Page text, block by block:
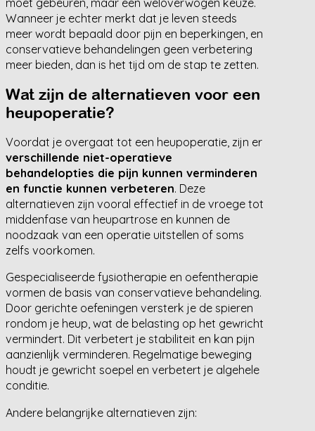
moet gebeuren, maar een weloverwogen keuze.
Wanneer je echter merkt dat je leven steeds
meer wordt bepaald door pijn en beperkingen, en
conservatieve behandelingen geen verbetering
meer bieden, dan is het tijd om de stap te zetten.
Wat zijn de alternatieven voor een
heupoperatie?
Voordat je overgaat tot een heupoperatie, zijn er
verschillende niet-operatieve
behandelopties die pijn kunnen verminderen
en functie kunnen verbeteren. Deze
alternatieven zijn vooral effectief in de vroege tot
middenfase van heupartrose en kunnen de
noodzaak van een operatie uitstellen of soms
zelfs voorkomen.
Gespecialiseerde fysiotherapie en oefentherapie
vormen de basis van conservatieve behandeling.
Door gerichte oefeningen versterk je de spieren
rondom je heup, wat de belasting op het gewricht
vermindert. Dit verbetert je stabiliteit en kan pijn
aanzienlijk verminderen. Regelmatige beweging
houdt je gewricht soepel en verbetert je algehele
conditie.
Andere belangrijke alternatieven zijn: